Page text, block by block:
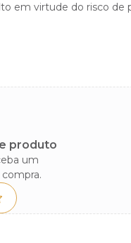
em virtude do risco de
produto
um